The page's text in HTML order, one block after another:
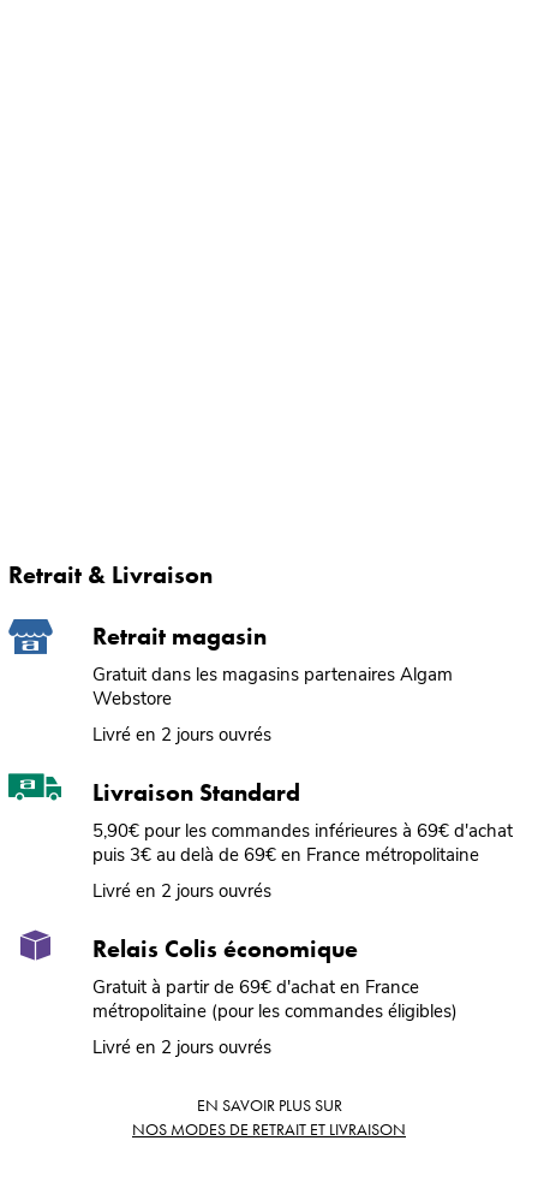
Retrait & Livraison
Retrait magasin
Gratuit dans les magasins partenaires Algam
Webstore
Livré en 2 jours ouvrés
Livraison Standard
5,90€ pour les commandes inférieures à 69€ d'achat
puis 3€ au delà de 69€ en France métropolitaine
Livré en 2 jours ouvrés
Relais Colis économique
Gratuit à partir de 69€ d'achat en France
métropolitaine (pour les commandes éligibles)
Livré en 2 jours ouvrés
EN SAVOIR PLUS SUR
NOS MODES DE RETRAIT ET LIVRAISON